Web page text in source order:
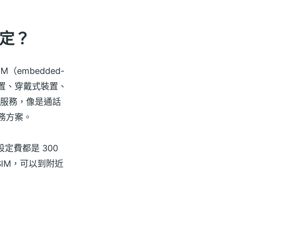
？
（embedded-
、穿戴式裝置、
務，像是通話
方案。
定費都是 300
，可以到附近